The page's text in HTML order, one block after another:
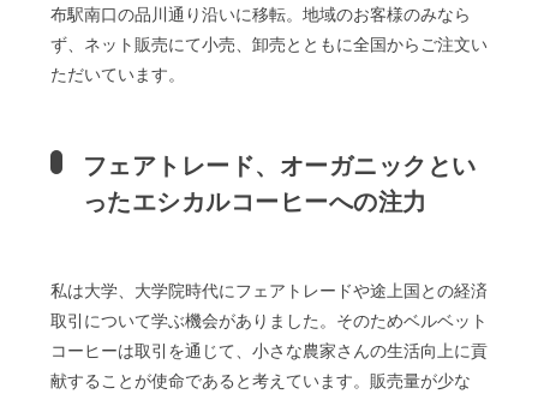
布駅南口の品川通り沿いに移転。地域のお客様のみなら
ず、ネット販売にて小売、卸売とともに全国からご注文い
ただいています。
フェアトレード、オーガニックとい
ったエシカルコーヒーへの注力
私は大学、大学院時代にフェアトレードや途上国との経済
取引について学ぶ機会がありました。そのためベルベット
コーヒーは取引を通じて、小さな農家さんの生活向上に貢
献することが使命であると考えています。販売量が少な